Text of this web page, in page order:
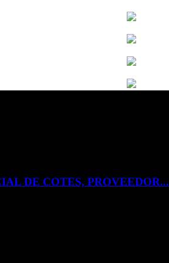
DE COTES, PROVEEDOR...